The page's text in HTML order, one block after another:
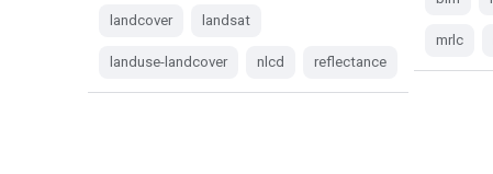
landcover landsat
landuse-landcover nlcd reflectance
mrlc